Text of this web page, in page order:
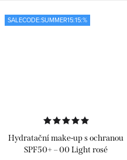
SALECODE:SUMMER15:15:%
Hydratační make-up s ochranou
SPF50+ – 00 Light rosé